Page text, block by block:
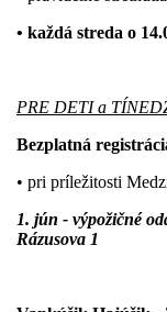
• každá streda o
PRE DETI a
Bezplatná
• pri príležitosti
1. jún - výpožičné
Rázusova 1